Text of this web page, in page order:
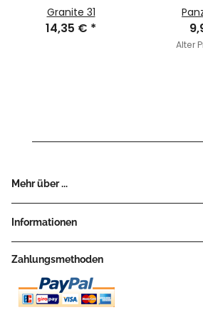
Granite 31
14,35 € *
Alter
Mehr über ...
Informationen
Zahlungsmethoden